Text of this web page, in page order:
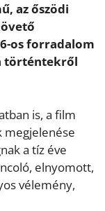
az őszödi
os forradalom
történtekről
is, a film
megjelenése
a tíz éve
elnyomott,
vélemény,